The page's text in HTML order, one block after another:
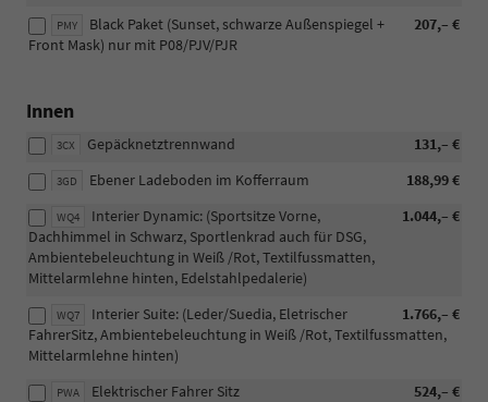
PMY 207,– €
Black Paket (Sunset, schwarze Außenspiegel +
Front Mask) nur mit P08/PJV/PJR
Innen
3CX 131,– €
Gepäcknetztrennwand
3GD 188,99 €
Ebener Ladeboden im Kofferraum
WQ4 1.044,– €
Interier Dynamic: (Sportsitze Vorne,
Dachhimmel in Schwarz, Sportlenkrad auch für DSG,
Ambientebeleuchtung in Weiß /Rot, Textilfussmatten,
Mittelarmlehne hinten, Edelstahlpedalerie)
WQ7 1.766,– €
Interier Suite: (Leder/Suedia, Eletrischer
FahrerSitz, Ambientebeleuchtung in Weiß /Rot, Textilfussmatten,
Mittelarmlehne hinten)
PWA 524,– €
Elektrischer Fahrer Sitz